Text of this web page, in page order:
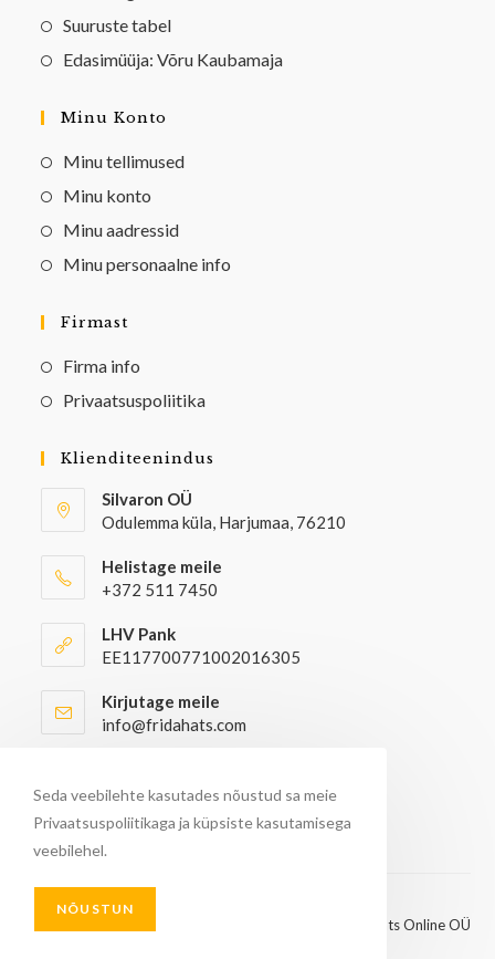
Suuruste tabel
Edasimüüja: Võru Kaubamaja
Minu Konto
Minu tellimused
Minu konto
Minu aadressid
Minu personaalne info
Firmast
Firma info
Privaatsuspoliitika
Klienditeenindus
Silvaron OÜ
Odulemma küla, Harjumaa, 76210
Helistage meile
+372 511 7450
LHV Pank
EE117700771002016305
Kirjutage meile
info@fridahats.com
info@fridahats.com
© Kõik õigused kaitstud 2026 - FridaHats Online OÜ
Seda veebilehte kasutades nõustud sa meie
Privaatsuspoliitikaga ja küpsiste kasutamisega
veebilehel.
NÕUSTUN